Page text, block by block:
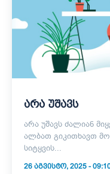
არა უშავს
არა უშავს ძალიან მიყვარს სიტყვებზე დაკვირვება.
ალბათ გიკითხავთ
სიტყვის...
26 ᲐᲒᲕᲘᲡᲢᲝ, 2025 -